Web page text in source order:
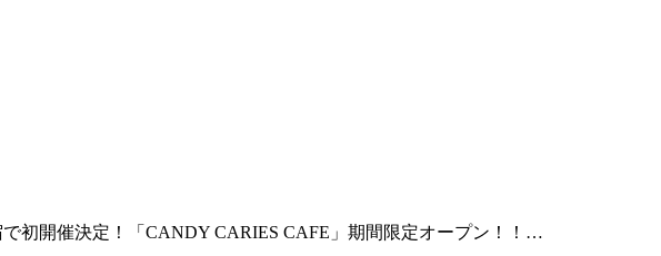
初開催決定！「CANDY CARIES CAFE」期間限定オープン！！…